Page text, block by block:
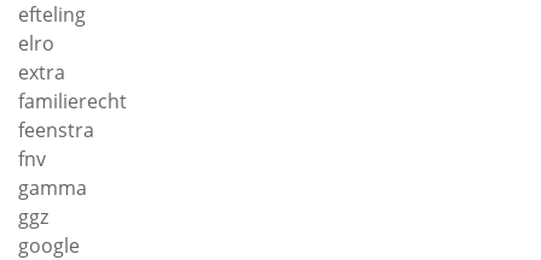
efteling
elro
extra
familierecht
feenstra
fnv
gamma
ggz
google